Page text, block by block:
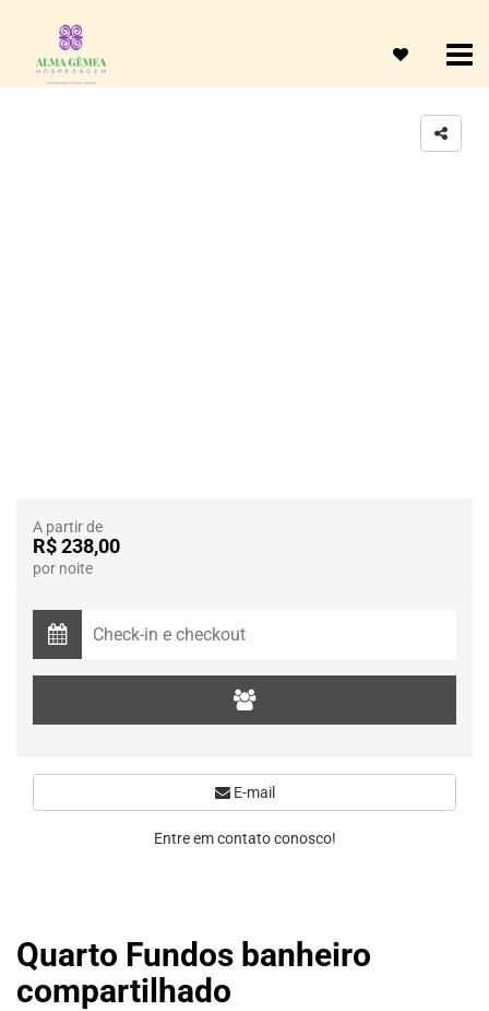
Quarto Fundos banheiro
compartilhado
A partir de
R$ 238,00
por noite
E-mail
Entre em contato conosco!